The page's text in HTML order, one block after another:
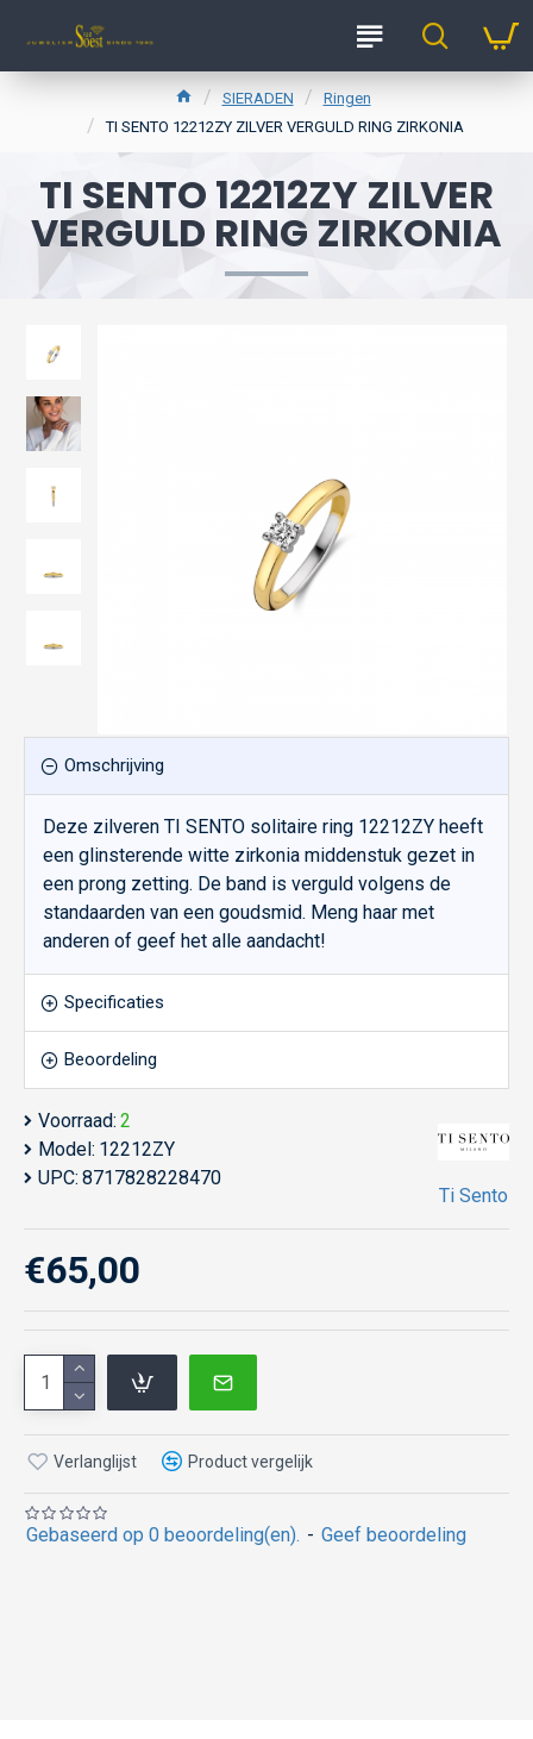
SIERADEN
Ringen
TI SENTO 12212ZY ZILVER VERGULD RING ZIRKONIA
TI SENTO 12212ZY ZILVER
VERGULD RING ZIRKONIA
Omschrijving
Deze zilveren TI SENTO solitaire ring 12212ZY heeft
een glinsterende witte zirkonia middenstuk gezet in
een prong zetting. De band is verguld volgens de
standaarden van een goudsmid. Meng haar met
anderen of geef het alle aandacht!
Specificaties
Beoordeling
Voorraad: 2
Model: 12212ZY
UPC: 8717828228470
Ti Sento
Gebaseerd op 0 beoordeling(en). - Geef beoordeling
€65,00
Verlanglijst Product vergelijk